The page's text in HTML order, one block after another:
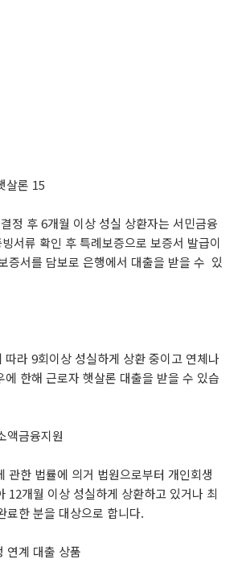
살론 15
정 후 6개월 이상 성실 상환자는 서민금융
서류 확인 후 특례보증으로 보증서 발급이
증서를 담보로 은행에서 대출을 받을 수 있
따라 9회이상 성실하게 상환 중이고 연체나
에 한해 근로자 햇살론 대출을 받을 수 있습
액금융지원
관한 법률에 의거 법원으로부터 개인회생
12개월 이상 성실하게 상환하고 있거나 최
료한 분을 대상으로 합니다.
연계 대출 상품